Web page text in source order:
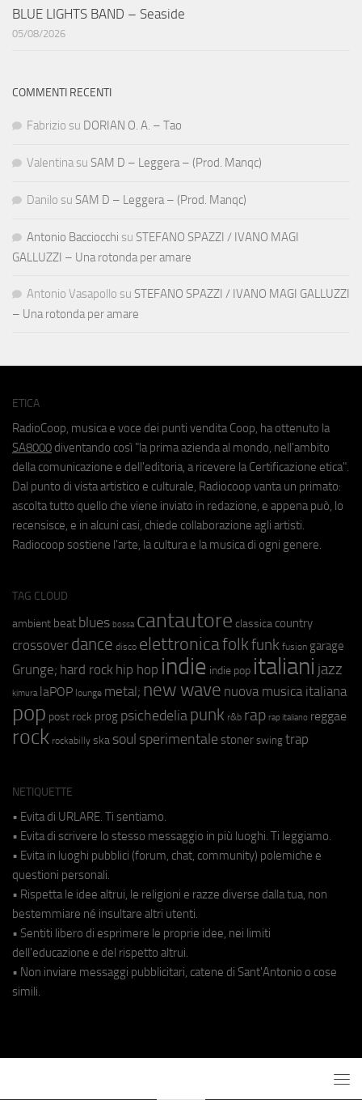
BLUE LIGHTS BAND – Seaside
05/08/2026
COMMENTI RECENTI
Fabrizio su DORIAN O. A. – Tao
Valentina su SAM D – Leggera – (Prod. Manqc)
Danilo su SAM D – Leggera – (Prod. Manqc)
Antonio Bacciocchi su STEFANO SPAZZI / IVANO MAGI
GALLUZZI – Una rotonda per amare
Antonio Vasapollo su STEFANO SPAZZI / IVANO MAGI GALLUZZI
– Una rotonda per amare
ETICA
RadioCoop, musica e voce dei punti vendita Coop, ha ottenuto la
SA8000 diventando così "la prima azienda al mondo, nell'ambito
della comunicazione e dell'editoria, a ricevere la Certificazione etica".
Dal punto di vista artistico e culturale, Radiocoop vanta un primato:
ascolta tutto quello che viene inviato in redazione, e appena può, lo
recensisce, e in alcuni casi, chiede collaborazione agli artisti.
Radiocoop sostiene l'arte, la cultura e la musica di ogni genere.
TAG CLOUD
ambient beat blues bossa cantautore classica country
crossover dance disco elettronicafolkfunk fusion garage
Grunge; hard rock hip hop indie indie pop italiani jazz
kimura laPOP lounge metal; new wave nuova musica italiana
pop post rock prog psichedeliapunk r&b rap rap italiano reggae
rock rockabilly ska soul sperimentale stoner swing trap
NETIQUETTE
• Evita di URLARE. Ti sentiamo.
• Evita di scrivere lo stesso messaggio in più luoghi. Ti leggiamo.
• Evita in luoghi pubblici (forum, chat, community) polemiche e
questioni personali.
• Rispetta le idee altrui, le religioni e razze diverse dalla tua, non
bestemmiare né insultare altri utenti.
• Sentiti libero di esprimere le proprie idee, nei limiti
dell'educazione e del rispetto altrui.
• Non inviare messaggi pubblicitari, catene di Sant'Antonio o cose
simili.